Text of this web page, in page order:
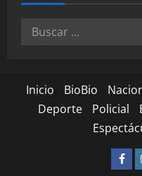
Inicio BioBio
Deporte
Policial